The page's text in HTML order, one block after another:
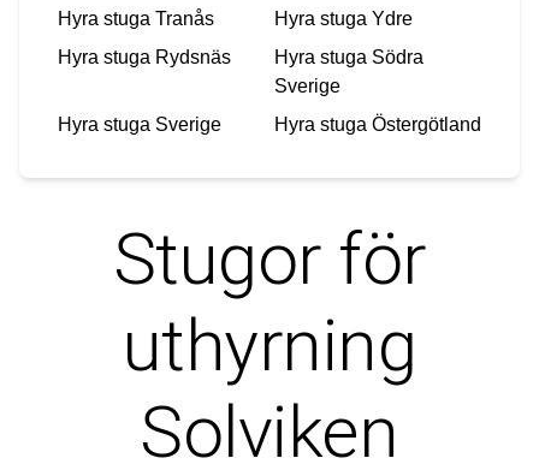
Hyra stuga Tranås Hyra stuga Ydre
Hyra stuga Rydsnäs Hyra stuga Södra
Sverige
Hyra stuga Sverige Hyra stuga Östergötland
Stugor för
uthyrning
Solviken